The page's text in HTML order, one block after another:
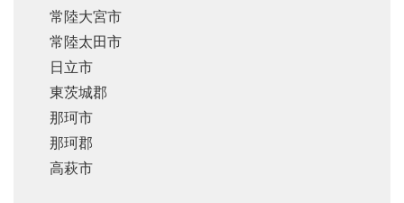
常陸大宮市
常陸太田市
日立市
東茨城郡
那珂市
那珂郡
高萩市